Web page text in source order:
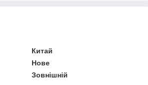
Китай
Нове
Зовнішній